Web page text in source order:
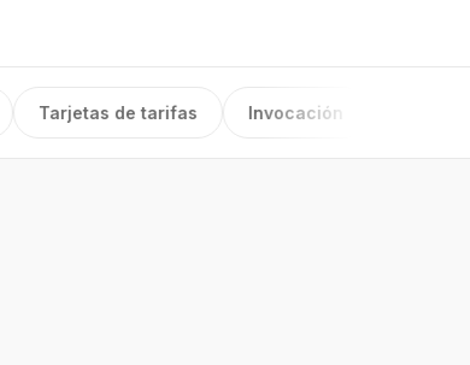
Tarjetas de tarifas Invocación